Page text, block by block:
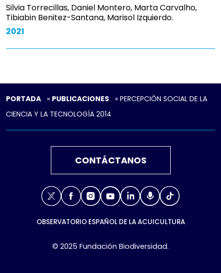
PORTADA » PUBLICACIONES » PERCEPCIÓN SOCIAL DE LA
CIENCIA Y LA TECNOLOGÍA 2014
Silvia Torrecillas, Daniel Montero, Marta Carvalho,
Tibiabin Benitez-Santana, Marisol Izquierdo.
2021
CONTÁCTANOS
X FacebookInstagram
YoutubeLinkedinPodcastTikTok
OBSERVATORIO ESPAÑOL DE LA ACUICULTURA
© 2025 Fundación Biodiversidad.